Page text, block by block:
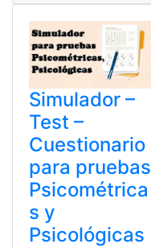
Simulador –
Test –
Cuestionario
para pruebas
Psicométrica
s y
Psicológicas